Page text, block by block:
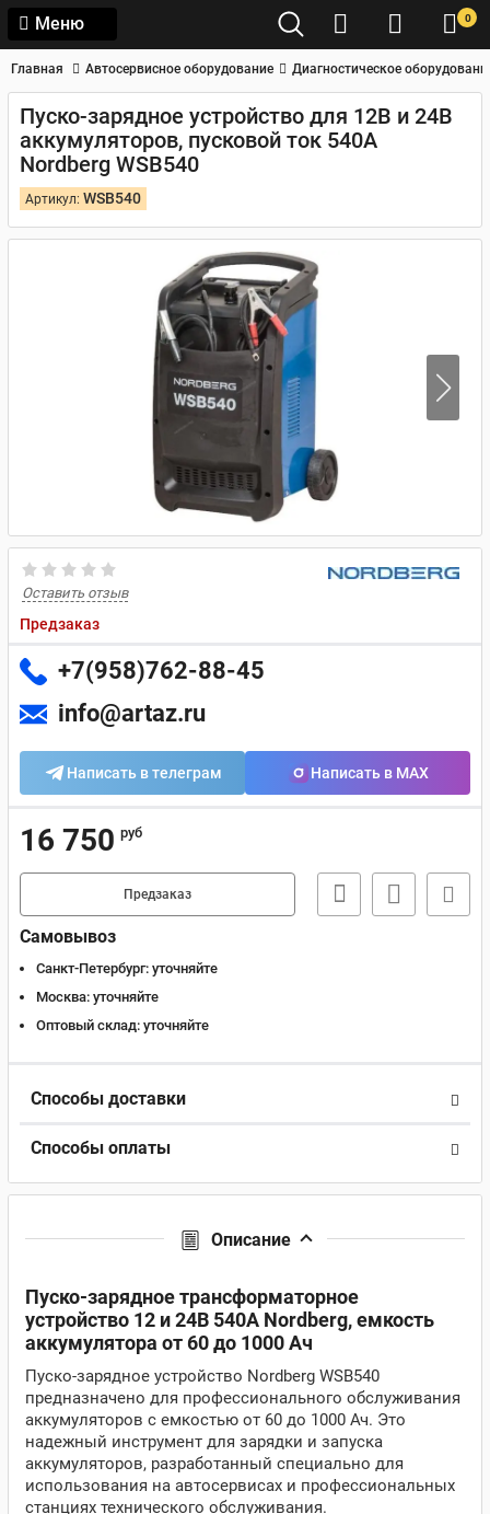
Меню 0
Главная Автосервисное оборудование Диагностическое
Пуско-зарядное устройство для 12В и 24В
аккумуляторов, пусковой ток 540А
Nordberg WSB540
Артикул: WSB540
Оставить отзыв
Предзаказ
+7(958)762-88-45
info@artaz.ru
Написать в телеграм Написать в MAX
16 750 руб
Предзаказ
Самовывоз
Санкт-Петербург: уточняйте
Москва: уточняйте
Оптовый склад: уточняйте
Способы доставки
Способы оплаты
Описание
Пуско-зарядное трансформаторное
устройство 12 и 24В 540A Nordberg, емкость
аккумулятора от 60 до 1000 Ач
Пуско-зарядное устройство Nordberg WSB540
предназначено для профессионального обслуживания
аккумуляторов с емкостью от 60 до 1000 Ач. Это
надежный инструмент для зарядки и запуска
аккумуляторов, разработанный специально для
использования на автосервисах и профессиональных
станциях технического обслуживания.